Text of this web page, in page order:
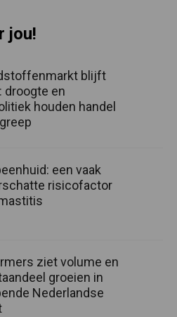
jou!
blijft
droogte en
houden handel
een vaak
risicofactor
ziet volume en
groeien in
Nederlandse